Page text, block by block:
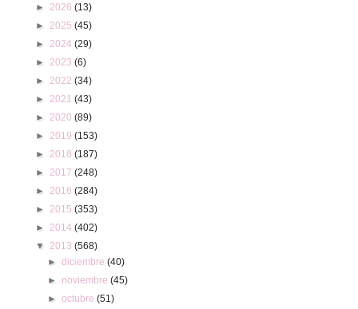
► 2026(13)
► 2025(45)
► 2024(29)
► 2023(6)
► 2022(34)
► 2021(43)
► 2020(89)
► 2019(153)
► 2018(187)
► 2017(248)
► 2016(284)
► 2015(353)
► 2014(402)
▼ 2013(568)
► diciembre (40)
► noviembre (45)
► octubre (51)